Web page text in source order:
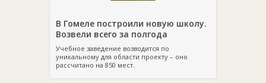
В Гомеле построили новую школу.
Возвели всего за полгода
Учебное заведение возводится по
уникальному для области проекту – оно
рассчитано на 850 мест.